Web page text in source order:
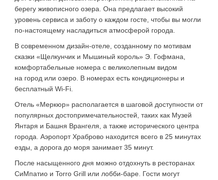
берегу живописного озера. Она предлагает высокий
уровень сервиса и заботу о каждом госте, чтобы вы могли
по-настоящему насладиться атмосферой города.
В современном дизайн-отеле, созданному по мотивам
сказки «Щелкунчик и Мышиный король» Э. Гофмана,
комфортабельные номера с великолепным видом
на город или озеро. В номерах есть кондиционеры и
бесплатный Wi-Fi.
Отель «Меркюр» располагается в шаговой доступности от
популярных достопримечательностей, таких как Музей
Янтаря и Башня Врангеля, а также исторического центра
города. Аэропорт Храброво находится всего в 25 минутах
езды, а дорога до моря занимает 35 минут.
После насыщенного дня можно отдохнуть в ресторанах
СиМпатио и Torro Grill или лобби-баре. Гости могут